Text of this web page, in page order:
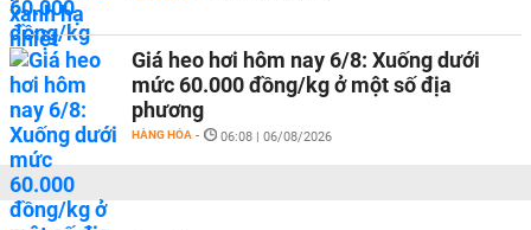
Giá heo hơi hôm nay 6/8: Xuống dưới
mức 60.000 đồng/kg ở một số địa
phương
HÀNG HÓA - 06:08 | 06/08/2026